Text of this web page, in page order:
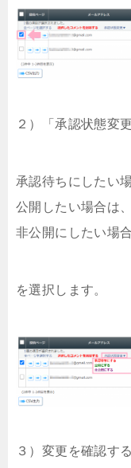
２）「承認状態変
承認待ちにしたい
公開したい場合は、
非公開にしたい場
を選択します。
３）変更を確認す